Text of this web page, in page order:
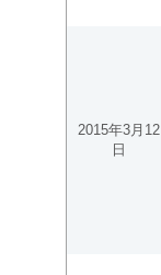
2015年3月12
日